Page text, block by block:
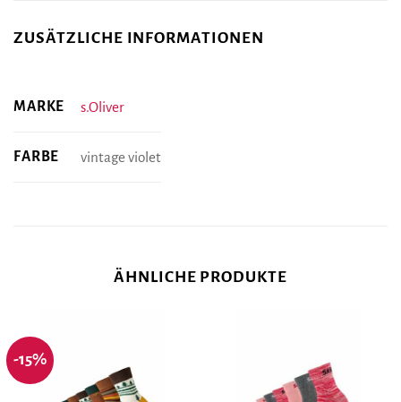
ZUSÄTZLICHE INFORMATIONEN
MARKE s.Oliver
FARBE vintage violet
ÄHNLICHE PRODUKTE
-15%